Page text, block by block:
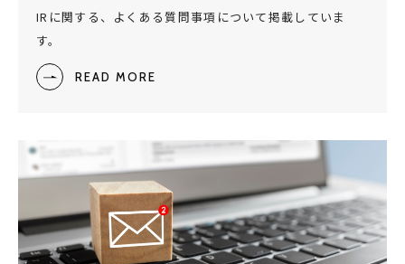
IRに関する、よくある質問事項について掲載していま
す。
READ MORE